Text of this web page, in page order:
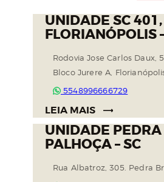
UNIDADE SC 401,
FLORIANÓPOLIS
Rodovia Jose Carlos Daux,
Bloco Jurere A,
5548996666729
LEIA MAIS
UNIDADE
PALHOÇA – SC
Rua Albatroz, 305. Pedra